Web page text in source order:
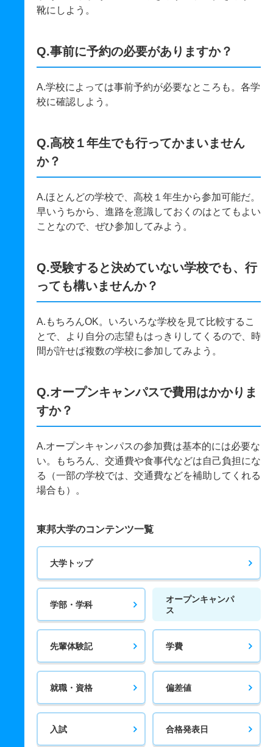
靴にしよう。
Q.事前に予約の必要がありますか？
A.学校によっては事前予約が必要なところも。各学
校に確認しよう。
Q.高校１年生でも行ってかまいません
か？
A.ほとんどの学校で、高校１年生から参加可能だ。
早いうちから、進路を意識しておくのはとてもよい
ことなので、ぜひ参加してみよう。
Q.受験すると決めていない学校でも、行
っても構いませんか？
A.もちろんOK。いろいろな学校を見て比較するこ
とで、より自分の志望もはっきりしてくるので、時
間が許せば複数の学校に参加してみよう。
Q.オープンキャンパスで費用はかかりま
すか？
A.オープンキャンパスの参加費は基本的には必要な
い。もちろん、交通費や食事代などは自己負担にな
る（一部の学校では、交通費などを補助してくれる
場合も）。
東邦大学のコンテンツ一覧
大学トップ
学部・学科
オープンキャンパ
ス
先輩体験記 学費
就職・資格 偏差値
入試 合格発表日